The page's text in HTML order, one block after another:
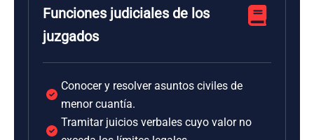
Funciones judiciales de los
juzgados
Conocer y resolver asuntos civiles de
menor cuantía.
Tramitar juicios verbales cuyo valor no